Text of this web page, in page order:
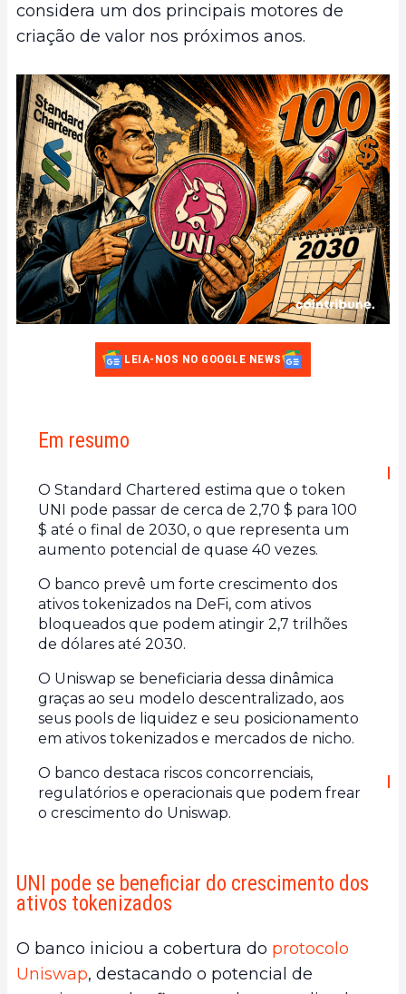
considera um dos principais motores de
criação de valor nos próximos anos.
LEIA-NOS NO GOOGLE NEWS
Em resumo
O Standard Chartered estima que o token
UNI pode passar de cerca de 2,70 $ para 100
$ até o final de 2030, o que representa um
aumento potencial de quase 40 vezes.
O banco prevê um forte crescimento dos
ativos tokenizados na DeFi, com ativos
bloqueados que podem atingir 2,7 trilhões
de dólares até 2030.
O Uniswap se beneficiaria dessa dinâmica
graças ao seu modelo descentralizado, aos
seus pools de liquidez e seu posicionamento
em ativos tokenizados e mercados de nicho.
O banco destaca riscos concorrenciais,
regulatórios e operacionais que podem frear
o crescimento do Uniswap.
UNI pode se beneficiar do crescimento dos
ativos tokenizados
O banco iniciou a cobertura do protocolo
Uniswap, destacando o potencial de